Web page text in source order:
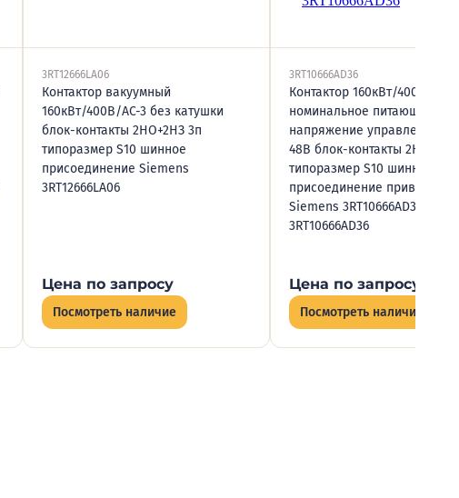
3RT12666LA06
Контактор вакуумный
160кВт/400В/AC-3 без катушки
блок-контакты 2НО+2НЗ 3п
типоразмер S10 шинное
присоединение Siemens
3RT12666LA06
Цена по запросу
Посмотреть наличие
3RT10666AD36
Контактор 160кВт/400В/AC-
номинальное питающее
напряжение управления
48В блок-контакты
типоразмер S10 шинное
присоединение привод:
Siemens 3RT10666АD36
3RT10666AD36
Цена по запросу
Посмотреть наличие